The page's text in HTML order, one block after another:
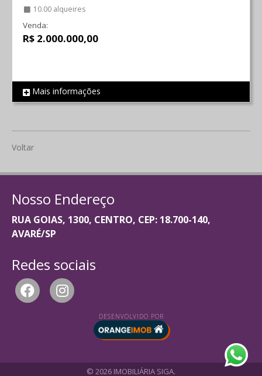
REF 1301
10.00 alqueires
Venda:
R$ 2.000.000,00
Mais informações
Voltar
Nosso Endereço
RUA GOIAS, 1300, CENTRO, CEP: 18.700-140,
AVARÉ/SP
Redes sociais
DESENVOLVIDO POR
© 2026 IMOBILIÁRIA SIGA.